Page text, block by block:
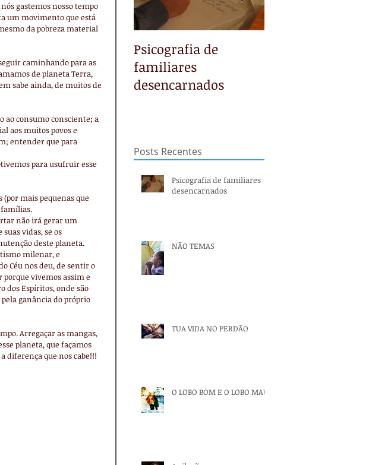
gastemos nosso tempo
um movimento que está
da pobreza material
caminhando para as
de planeta Terra,
sabe ainda, de muitos de
ao consumo consciente; a
aos muitos povos e
entender que para
para usufruir esse
(por mais pequenas que
famílias.
não irá gerar um
vidas, se os
deste planeta.
milenar, e
Céu nos deu, de sentir o
vivemos assim e
dos Espíritos, onde são
ganância do próprio
Arregaçar as mangas,
planeta, que façamos
diferença que nos cabe!!!
Psicografia de
familiares
desencarnados
Posts Recentes
Psicografia de familiares
desencarnados
NÃO TEMAS
TUA VIDA NO PERDÃO
O LOBO BOM E O LOBO MAU